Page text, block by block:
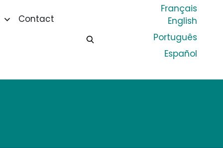
Contact
Français
English
Português
Español